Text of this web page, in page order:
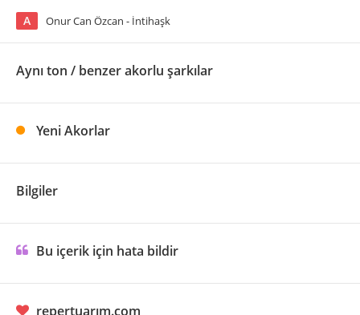
A Onur Can Özcan - İntihaşk
Aynı ton / benzer akorlu şarkılar
Yeni Akorlar
Bilgiler
Bu içerik için hata bildir
repertuarım.com